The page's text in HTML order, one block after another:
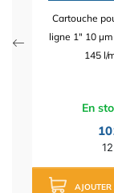
Cartouche
ligne 1" 10
145 l/
En